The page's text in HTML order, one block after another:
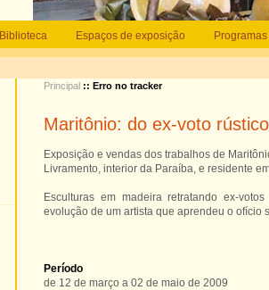
Biblioteca Espaços de exposição
Principal :: Erro no tracker
Maritônio: do ex-voto
Exposição e vendas dos trabalhos de
Livramento, interior da Paraíba, e residente
Esculturas em madeira retratando ex-
evolução de um artista que aprendeu o ofício
Período
de 12 de março a 02 de maio de 2009